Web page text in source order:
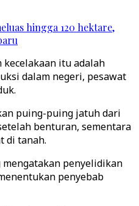
hingga 120 hektare,
itu adalah
dalam negeri, pesawat
puing-puing jatuh dari
benturan, sementara
di tanah.
penyelidikan
penyebab